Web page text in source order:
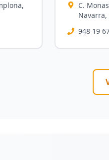
C.
Navarra,
948 19